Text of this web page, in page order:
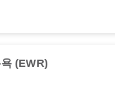
(EWR)